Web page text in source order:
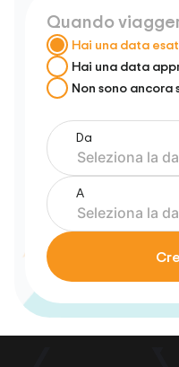
Quando
Hai una data
Hai una data
Non sono ancora
Da
A